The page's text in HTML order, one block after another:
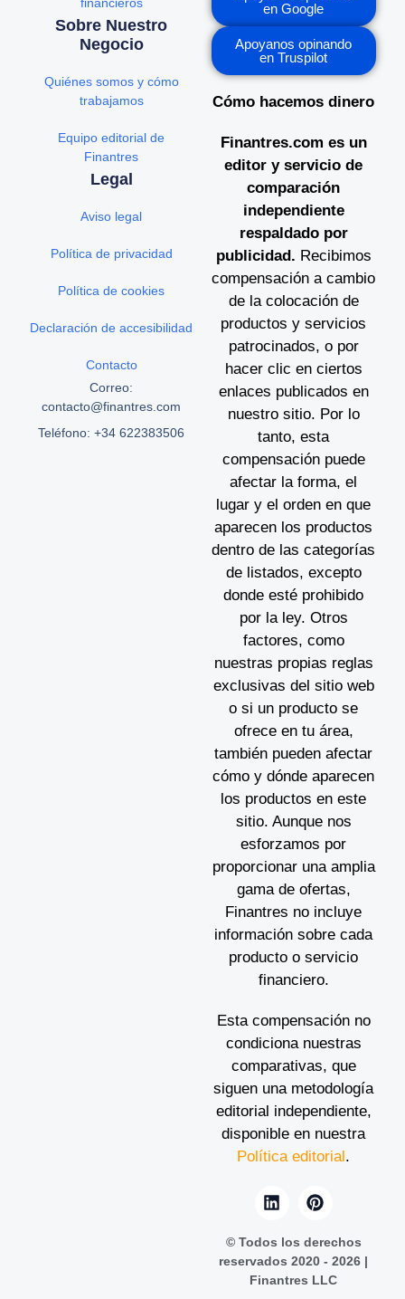
en Google
Apoyanos opinando
en Truspilot
Cómo hacemos dinero
Finantres.com es un
editor y servicio de
comparación
independiente
respaldado por
publicidad. Recibimos
compensación a cambio
de la colocación de
productos y servicios
patrocinados, o por
hacer clic en ciertos
enlaces publicados en
nuestro sitio. Por lo
tanto, esta
compensación puede
afectar la forma, el
lugar y el orden en que
aparecen los productos
dentro de las categorías
de listados, excepto
donde esté prohibido
por la ley. Otros
factores, como
nuestras propias reglas
exclusivas del sitio web
o si un producto se
ofrece en tu área,
también pueden afectar
cómo y dónde aparecen
los productos en este
sitio. Aunque nos
esforzamos por
proporcionar una amplia
gama de ofertas,
Finantres no incluye
información sobre cada
producto o servicio
financiero.
Esta compensación no
condiciona nuestras
comparativas, que
siguen una metodología
editorial independiente,
disponible en nuestra
Política editorial.
© Todos los derechos
reservados 2020 - 2026 |
Finantres LLC
Sobre Nuestro
Negocio
Quiénes somos y cómo
trabajamos
Equipo editorial de
Finantres
Legal
Aviso legal
Política de privacidad
Política de cookies
Declaración de accesibilidad
Contacto
Correo:
contacto@finantres.com
Teléfono: +34 622383506